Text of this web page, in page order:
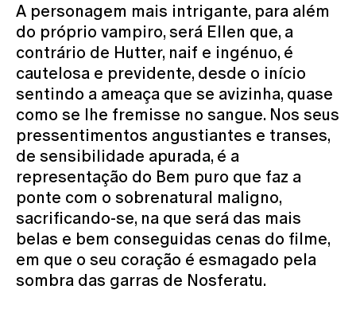
A personagem mais intrigante, para além
do próprio vampiro, será Ellen que, a
contrário de Hutter, naif e ingénuo, é
cautelosa e previdente, desde o início
sentindo a ameaça que se avizinha, quase
como se lhe fremisse no sangue. Nos seus
pressentimentos angustiantes e transes,
de sensibilidade apurada, é a
representação do Bem puro que faz a
ponte com o sobrenatural maligno,
sacrificando-se, na que será das mais
belas e bem conseguidas cenas do filme,
em que o seu coração é esmagado pela
sombra das garras de Nosferatu.